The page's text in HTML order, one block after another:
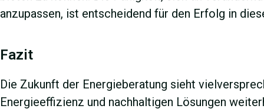
anzupassen, ist entscheidend für den Erfolg in
Fazit
Die Zukunft der Energieberatung sieht
Energieeffizienz und nachhaltigen Lösungen